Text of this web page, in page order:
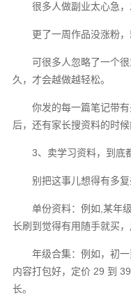
很多人做副业太心急
更了一周作品没涨粉，
可很多人忽略了一个
久，才会越做越轻松。
你发的每一篇笔记带
后，还有家长搜资料的时
3、卖学习资料，到底
别把这事儿想得有多
单份资料：例如,某年
长刷到觉得有用随手就买
年级合集：例如，初
内容打包好，定价 29 到
长。